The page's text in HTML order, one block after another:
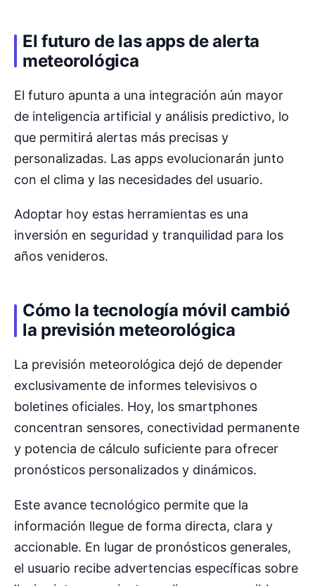
El futuro de las apps de alerta
meteorológica
El futuro apunta a una integración aún mayor
de inteligencia artificial y análisis predictivo, lo
que permitirá alertas más precisas y
personalizadas. Las apps evolucionarán junto
con el clima y las necesidades del usuario.
Adoptar hoy estas herramientas es una
inversión en seguridad y tranquilidad para los
años venideros.
Cómo la tecnología móvil cambió
la previsión meteorológica
La previsión meteorológica dejó de depender
exclusivamente de informes televisivos o
boletines oficiales. Hoy, los smartphones
concentran sensores, conectividad permanente
y potencia de cálculo suficiente para ofrecer
pronósticos personalizados y dinámicos.
Este avance tecnológico permite que la
información llegue de forma directa, clara y
accionable. En lugar de pronósticos generales,
el usuario recibe advertencias específicas sobre